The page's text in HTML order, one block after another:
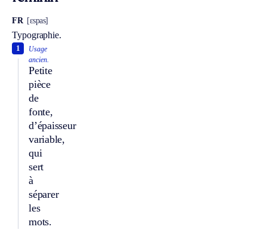
FR [ɛspas]
Typographie.
Usage
ancien.
Petite
pièce
de
fonte,
d’épaisseur
variable,
qui
sert
à
séparer
les
mots.
1